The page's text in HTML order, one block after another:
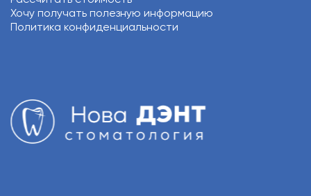
Хочу получать полезную информацию
Политика конфиденциальности